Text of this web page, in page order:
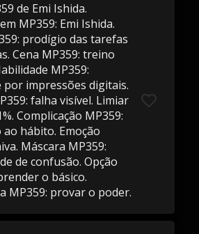
de Emi Ishida.
MP359: Emi Ishida.
prodígio das tarefas
Cena MP359: treino
MP359:
por impressões digitais.
falha visível. Limiar
Complicação MP359:
ao hábito. Emoção
Máscara MP359:
de confusão. Opção
o básico.
MP359: provar o poder.